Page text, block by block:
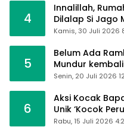
4
Innalillah,
Dilalap Si Jago
Kamis, 30 Juli 2026
5
Belum Ada
Mundur
Sumpallabbu
Senin, 20 Juli 2026
6
Aksi Kocak
Unik ‘Kocok
Alfamart,
Rabu, 15 Juli 2026